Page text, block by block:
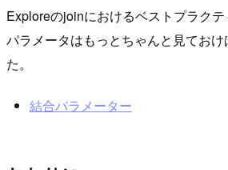
Exploreのjoinにおけるベストプラク
パラメータはもっとちゃんと見てお
た。
結合パラメーター